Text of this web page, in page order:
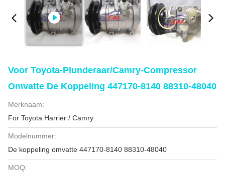
Voor Toyota-Plunderaar/Camry-Compressor
Omvatte De Koppeling 447170-8140 88310-48040
Merknaam:
For Toyota Harrier / Camry
Modelnummer:
De koppeling omvatte 447170-8140 88310-48040
MOQ: